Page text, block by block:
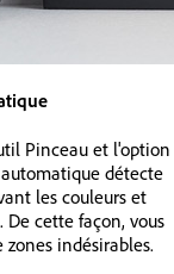
Pinceau et l'option
détecte
les couleurs et
cette façon, vous
indésirables.